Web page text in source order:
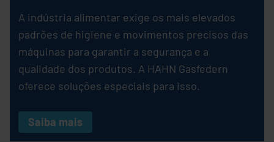
A indústria alimentar exige os mais elevados
padrões de higiene e movimentos precisos das
máquinas para garantir a segurança e a
qualidade dos produtos. A HAHN Gasfedern
oferece soluções especiais para isso.
Saiba mais